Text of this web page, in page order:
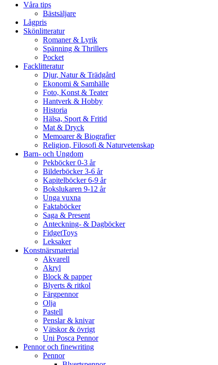
Våra tips
Bästsäljare
Lågpris
Skönlitteratur
Romaner & Lyrik
Spänning & Thrillers
Pocket
Facklitteratur
Djur, Natur & Trädgård
Ekonomi & Samhälle
Foto, Konst & Teater
Hantverk & Hobby
Historia
Hälsa, Sport & Fritid
Mat & Dryck
Memoarer & Biografier
Religion, Filosofi & Naturvetenskap
Barn- och Ungdom
Pekböcker 0-3 år
Bilderböcker 3-6 år
Kapitelböcker 6-9 år
Bokslukaren 9-12 år
Unga vuxna
Faktaböcker
Saga & Present
Anteckning- & Dagböcker
FidgetToys
Leksaker
Konstnärsmaterial
Akvarell
Akryl
Block & papper
Blyerts & ritkol
Färgpennor
Olja
Pastell
Penslar & knivar
Vätskor & övrigt
Uni Posca Pennor
Pennor och finewriting
Pennor